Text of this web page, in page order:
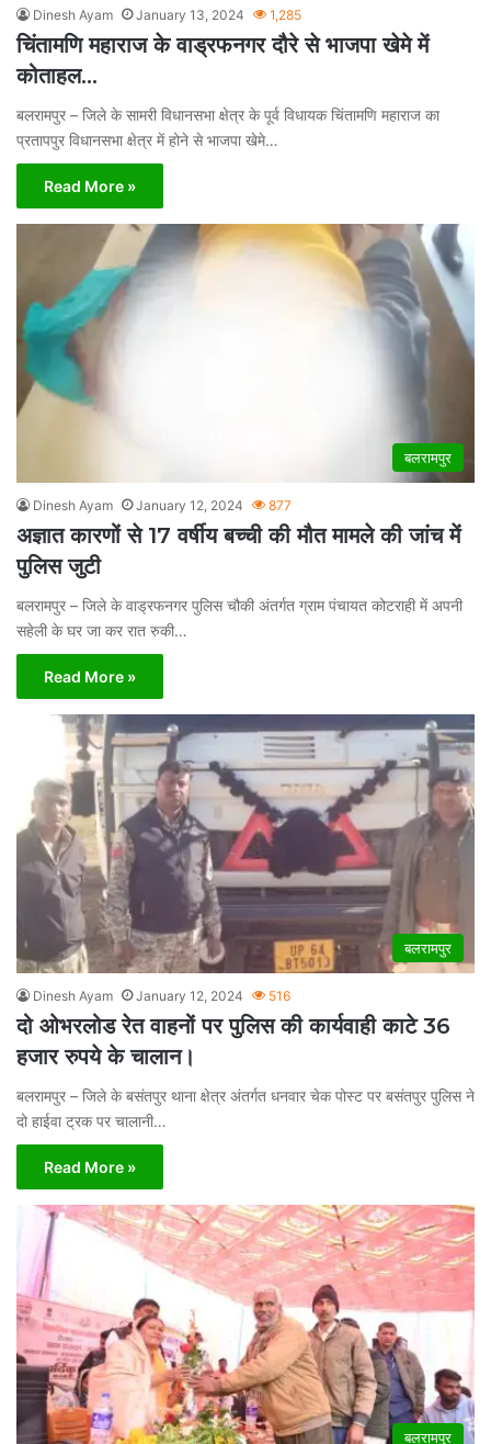
Dinesh Ayam January 13, 2024 1,285
चिंतामणि महाराज के वाड्रफनगर दौरे से भाजपा खेमे में
कोताहल…
बलरामपुर – जिले के सामरी विधानसभा क्षेत्र के पूर्व विधायक चिंतामणि महाराज का
प्रतापपुर विधानसभा क्षेत्र में होने से भाजपा खेमे…
Read More »
बलरामपुर
Dinesh Ayam January 12, 2024 877
अज्ञात कारणों से 17 वर्षीय बच्ची की मौत मामले की जांच में
पुलिस जुटी
बलरामपुर – जिले के वाड्रफनगर पुलिस चौकी अंतर्गत ग्राम पंचायत कोटराही में अपनी
सहेली के घर जा कर रात रुकी…
Read More »
बलरामपुर
Dinesh Ayam January 12, 2024 516
दो ओभरलोड रेत वाहनों पर पुलिस की कार्यवाही काटे 36
हजार रुपये के चालान।
बलरामपुर – जिले के बसंतपुर थाना क्षेत्र अंतर्गत धनवार चेक पोस्ट पर बसंतपुर पुलिस ने
दो हाईवा ट्रक पर चालानी…
Read More »
बलरामपुर